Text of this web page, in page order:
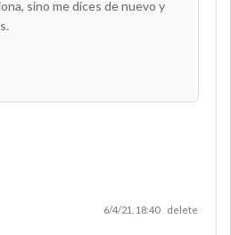
sino me dices de nuevo y
6/4/21, 18:40 delete